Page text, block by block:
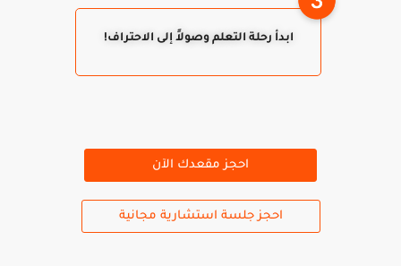
ابدأ رحلة التعلم وصولاً إلى الاحتراف!
احجز مقعدك الآن
احجز جلسة استشارية مجانية